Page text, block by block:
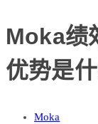
Moka绩
优势是
Moka